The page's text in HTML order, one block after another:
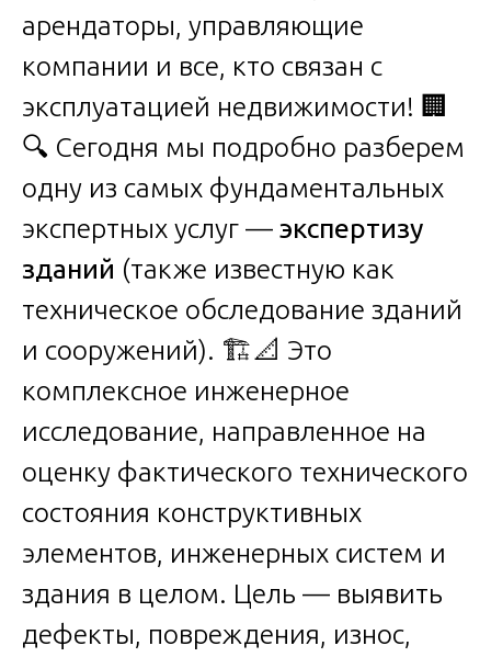
арендаторы, управляющие
компании и все, кто связан с
эксплуатацией недвижимости! 🏢
🔍 Сегодня мы подробно разберем
одну из самых фундаментальных
экспертных услуг — экспертизу
зданий (также известную как
техническое обследование зданий
и сооружений). 🏗️📐 Это
комплексное инженерное
исследование, направленное на
оценку фактического технического
состояния конструктивных
элементов, инженерных систем и
здания в целом. Цель — выявить
дефекты, повреждения, износ,